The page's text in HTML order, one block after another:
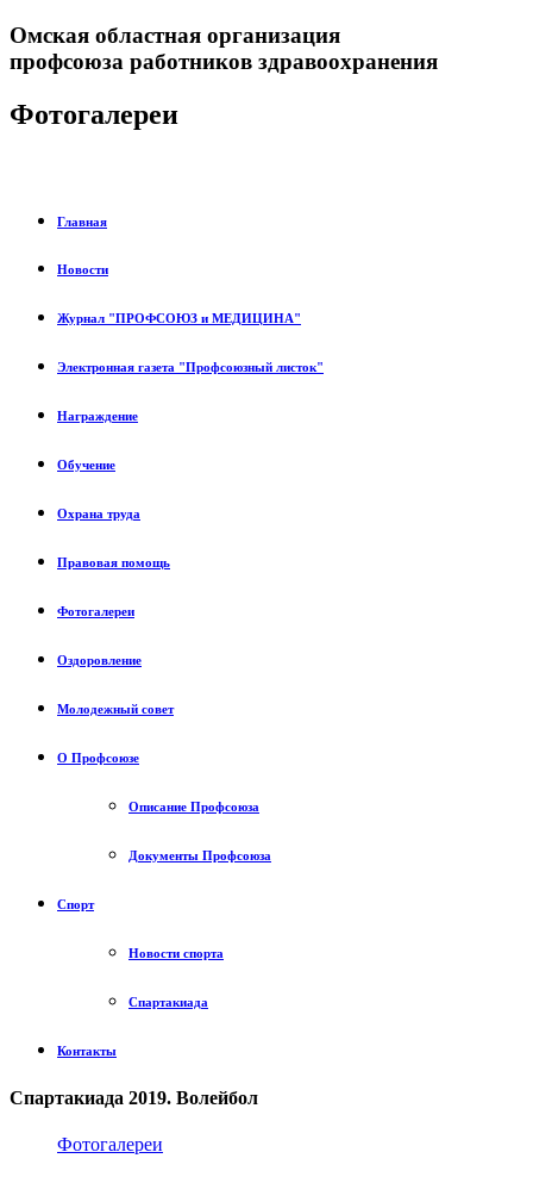
Омская областная организация
профсоюза работников здравоохранения
Фотогалереи
Главная
Новости
Журнал "ПРОФСОЮЗ и МЕДИЦИНА"
Электронная газета "Профсоюзный листок"
Награждение
Обучение
Охрана труда
Правовая помощь
Фотогалереи
Оздоровление
Молодежный совет
О Профсоюзе
Описание Профсоюза
Документы Профсоюза
Спорт
Новости спорта
Спартакиада
Контакты
Спартакиада 2019. Волейбол
Фотогалереи